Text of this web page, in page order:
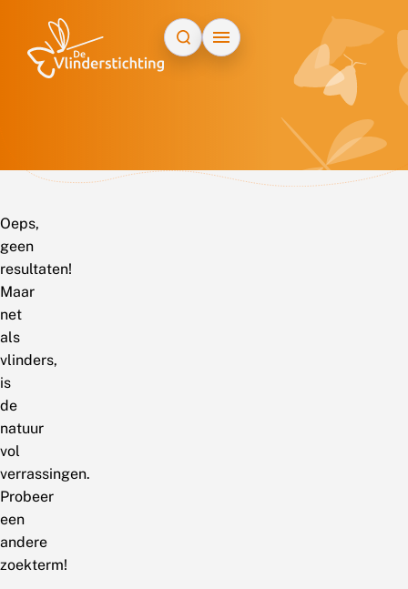
Oeps,
geen
resultaten!
Maar
net
als
vlinders,
is
de
natuur
vol
verrassingen.
Probeer
een
andere
zoekterm!